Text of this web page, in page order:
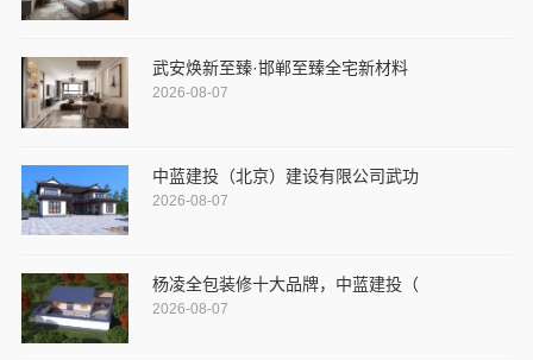
武安焕新至臻·邯郸至臻全宅新材料
2026-08-07
中蓝建投（北京）建设有限公司武功
2026-08-07
杨凌全包装修十大品牌，中蓝建投（
2026-08-07